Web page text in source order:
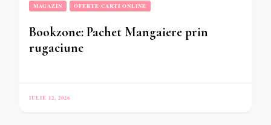
MAGAZIN OFERTE CARTI ONLINE
Bookzone: Pachet Mangaiere prin
rugaciune
IULIE 12, 2026